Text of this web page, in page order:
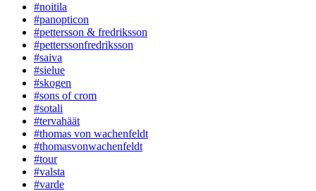
#noitila
#panopticon
#pettersson & fredriksson
#petterssonfredriksson
#saiva
#sielue
#skogen
#sons of crom
#sotali
#tervahäät
#thomas von wachenfeldt
#thomasvonwachenfeldt
#tour
#valsta
#varde